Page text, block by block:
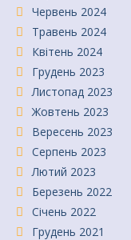
Червень 2024
Травень 2024
Квітень 2024
Грудень 2023
Листопад 2023
Жовтень 2023
Вересень 2023
Серпень 2023
Лютий 2023
Березень 2022
Січень 2022
Грудень 2021